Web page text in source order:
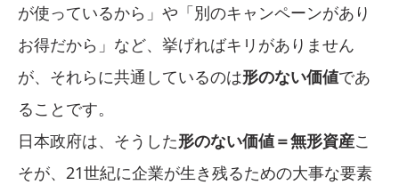
が使っているから」や「別のキャンペーンがあり
お得だから」など、挙げればキリがありません
が、それらに共通しているのは形のない価値であ
ることです。
日本政府は、そうした形のない価値＝無形資産こ
そが、21世紀に企業が生き残るための大事な要素